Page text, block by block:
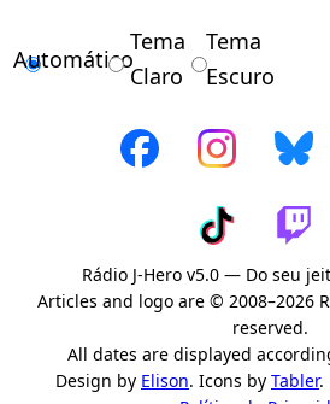
Automático
Tema
Claro
Tema
Escuro
Rádio J-Hero v5.0 — Do seu
Articles and logo are © 2008–2026
reserved.
All dates are displayed
Design by Elison. Icons by Tabler.